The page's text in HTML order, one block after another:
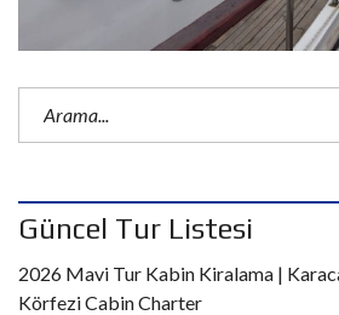
Güncel Tur Listesi
2026 Mavi Tur Kabin Kiralama |
Körfezi Cabin Charter